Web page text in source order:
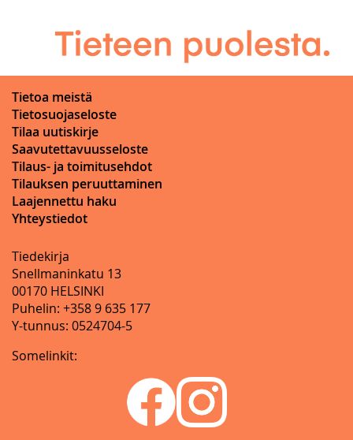
Tietoa meistä
Tietosuojaseloste
Tilaa uutiskirje
Saavutettavuusseloste
Tilaus- ja toimitusehdot
Tilauksen peruuttaminen
Laajennettu haku
Yhteystiedot
Tiedekirja
Snellmaninkatu 13
00170 HELSINKI
Puhelin: +358 9 635 177
Y-tunnus: 0524704-5
Somelinkit: